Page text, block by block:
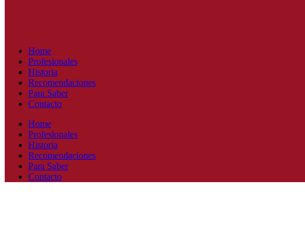
Home
Profesionales
Historia
Recomendaciones
Para Saber
Contacto
Home
Profesionales
Historia
Recomendaciones
Para Saber
Contacto